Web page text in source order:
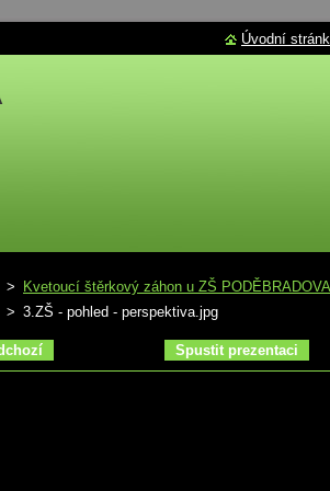
>
Kvetoucí štěrkový záhon u ZŠ
> 3.ZŠ - pohled - perspektiva.jpg
Spustit prezentaci
Úvodní